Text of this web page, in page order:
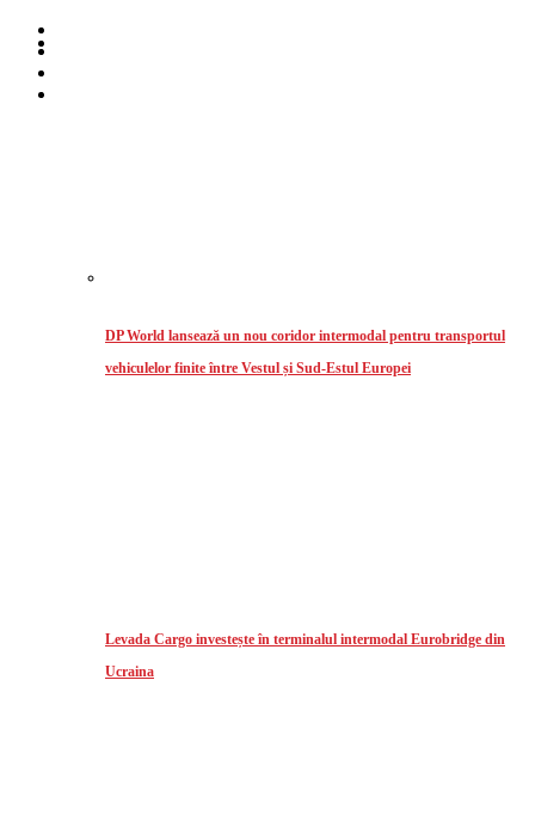
DP World lansează un nou coridor intermodal pentru transportul
vehiculelor finite între Vestul și Sud-Estul Europei
Levada Cargo investește în terminalul intermodal Eurobridge din
Ucraina